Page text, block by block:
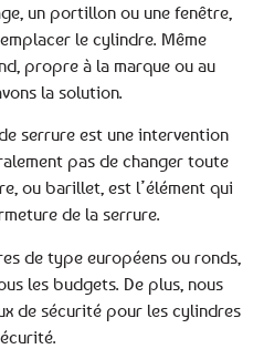
un portillon ou une fenêtre,
le cylindre. Même
propre à la marque ou au
la solution.
serrure est une intervention
pas de changer toute
ou barillet, est l’élément qui
de la serrure.
de type européens ou ronds,
les budgets. De plus, nous
de sécurité pour les cylindres